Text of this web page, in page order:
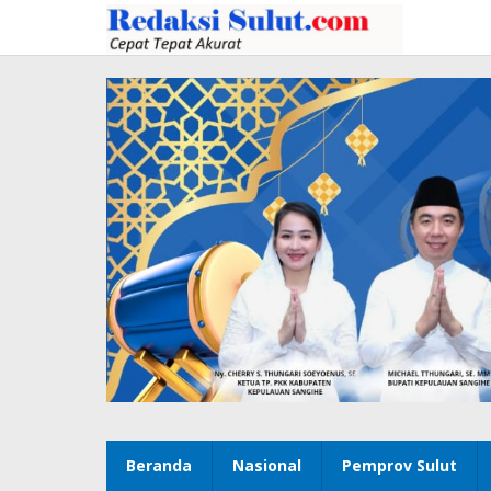
konten
Beranda Nasional Pemprov Sulut